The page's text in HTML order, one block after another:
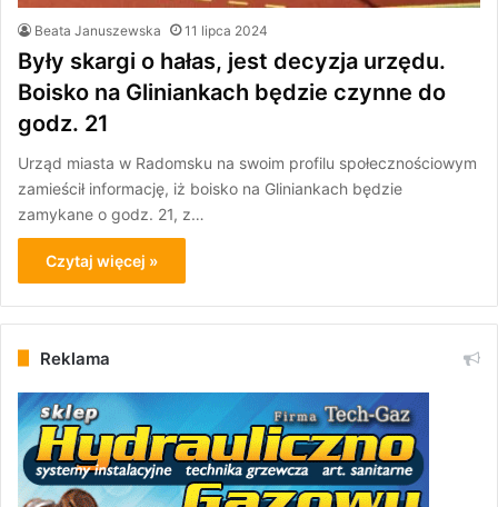
Beata Januszewska 11 lipca 2024
Były skargi o hałas, jest decyzja urzędu.
Boisko na Gliniankach będzie czynne do
godz. 21
Urząd miasta w Radomsku na swoim profilu społecznościowym
zamieścił informację, iż boisko na Gliniankach będzie
zamykane o godz. 21, z…
Czytaj więcej »
Reklama